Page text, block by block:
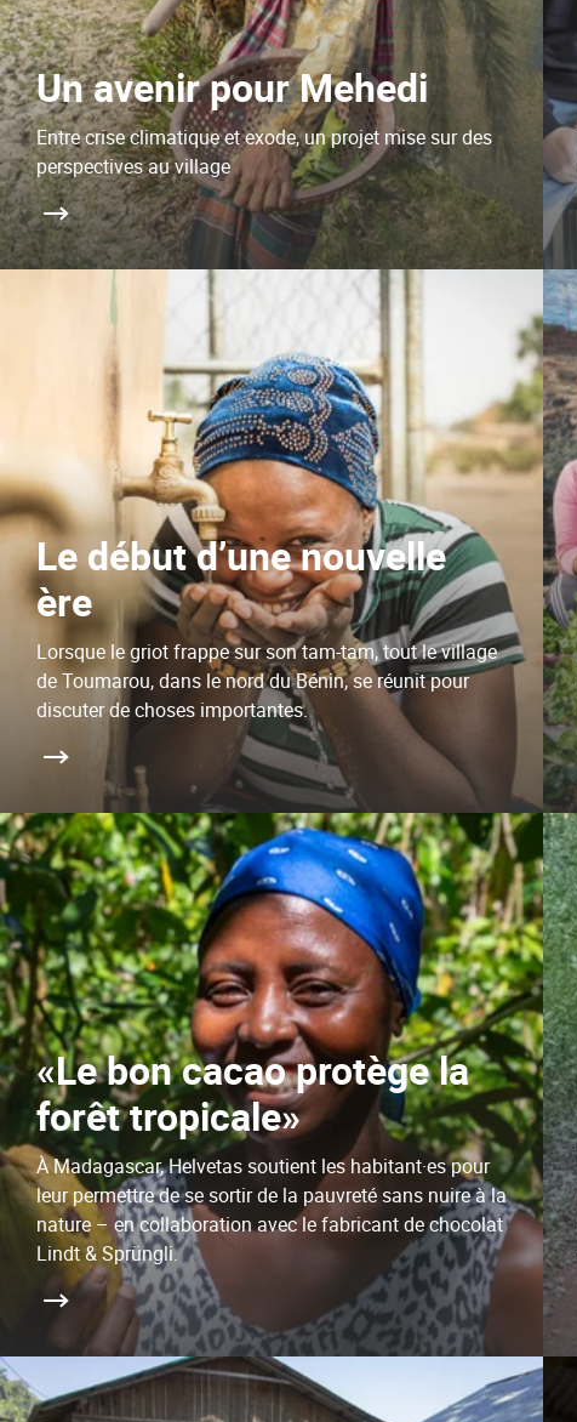
Un avenir pour Mehedi
Entre crise climatique et exode, un projet mise sur des
perspectives au village
Le début d’une nouvelle
ère
Lorsque le griot frappe sur son tam-tam, tout le village
de Toumarou, dans le nord du Bénin, se réunit pour
discuter de choses importantes.
«Le bon cacao protège la
forêt tropicale»
À Madagascar, Helvetas soutient les habitant·es pour
leur permettre de se sortir de la pauvreté sans nuire à la
nature – en collaboration avec le fabricant de chocolat
Lindt & Sprüngli.